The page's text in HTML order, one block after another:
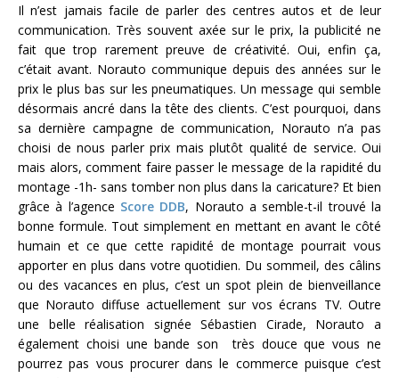
Il n’est jamais facile de parler des centres autos et de leur
communication. Très souvent axée sur le prix, la publicité ne
fait que trop rarement preuve de créativité. Oui, enfin ça,
c’était avant. Norauto communique depuis des années sur le
prix le plus bas sur les pneumatiques. Un message qui semble
désormais ancré dans la tête des clients. C’est pourquoi, dans
sa dernière campagne de communication, Norauto n’a pas
choisi de nous parler prix mais plutôt qualité de service. Oui
mais alors, comment faire passer le message de la rapidité du
montage -1h- sans tomber non plus dans la caricature? Et bien
grâce à l’agence Score DDB, Norauto a semble-t-il trouvé la
bonne formule. Tout simplement en mettant en avant le côté
humain et ce que cette rapidité de montage pourrait vous
apporter en plus dans votre quotidien. Du sommeil, des câlins
ou des vacances en plus, c’est un spot plein de bienveillance
que Norauto diffuse actuellement sur vos écrans TV. Outre
une belle réalisation signée Sébastien Cirade, Norauto a
également choisi une bande son très douce que vous ne
pourrez pas vous procurer dans le commerce puisque c’est